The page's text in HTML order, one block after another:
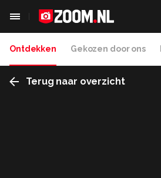
Ontdekken Gekozen door ons
Terug naar overzicht